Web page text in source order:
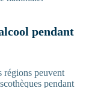
pendant
régions peuvent
pendant